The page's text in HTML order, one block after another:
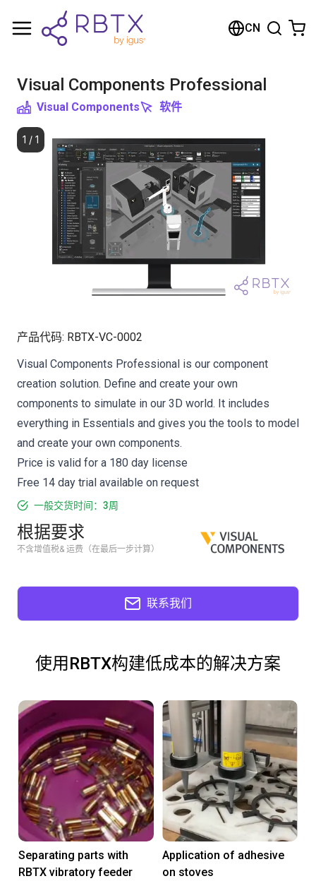
CN
Visual Components Professional
Visual Components 软件
1 / 1
产品代码: RBTX-VC-0002
Visual Components Professional is our component
creation solution. Define and create your own
components to simulate in our 3D world. It includes
everything in Essentials and gives you the tools to model
and create your own components.
Price is valid for a 180 day license
Free 14 day trial available on request
一般交货时间：3周
根据要求
不含增值税& 运费（在最后一步计算）
联系我们
使用RBTX构建低成本的解决方案
Separating parts with
RBTX vibratory feeder
Application of adhesive
on stoves
购物车
浏览商店